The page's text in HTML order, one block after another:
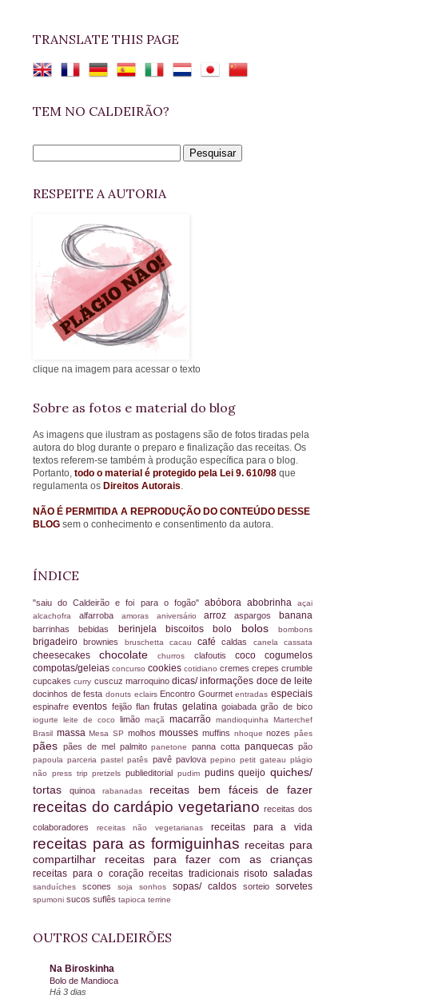
TRANSLATE THIS PAGE
TEM NO CALDEIRÃO?
RESPEITE A AUTORIA
clique na imagem para acessar o texto
Sobre as fotos e material do blog
As imagens que ilustram as postagens são de fotos tiradas pela
autora do blog durante o preparo e finalização das receitas. Os
textos referem-se também à produção específica para o blog.
Portanto, todo o material é protegido pela Lei 9. 610/98 que
regulamenta os Direitos Autorais.
NÃO É PERMITIDA A REPRODUÇÃO DO CONTEÚDO DESSE
BLOG sem o conhecimento e consentimento da autora.
ÍNDICE
"saiu do Caldeirão e foi para o fogão" abóbora abobrinhaaçai
alcachofra alfarroba amoras aniversárioarrozaspargos banana
barrinhasbebidas berinjela biscoitos bolo bolosbombons
brigadeirobrownies bruschetta cacaucafécaldas canelacassata
cheesecakeschocolatechurros clafoutis cococogumelos
compotas/geleias concurso cookies cotidiano cremes crepes crumble
cupcakescurry cuscuz marroquino dicas/ informações doce de leite
docinhos de festa donuts eclairs Encontro Gourmetentradas especiais
espinafreeventos feijãoflanfrutas gelatinagoiabadagrão de bico
iogurte leite de coco limão maçã macarrão mandioquinha Marterchef
Brasil massaMesa SP molhosmoussesmuffins nhoquenozespâes
pães pães de mel palmitopanetonepanna cottapanquecaspão
papoulaparceriapastelpatês pavê pavlova pepino petit gateauplágio
não press trippretzels publieditorial pudim pudinsqueijo quiches/
tortasquinoarabanadas receitas bem fáceis de fazer
receitas do cardápio vegetarianoreceitas dos
colaboradores receitas não vegetarianas receitas para a vida
receitas para as formiguinhas receitas para
compartilhar receitas para fazer com as crianças
receitas para o coraçãoreceitas tradicionaisrisotosaladas
sanduíches scones soja sonhos sopas/ caldos sorteio sorvetes
spumoni sucos suflês tapioca terrine
OUTROS CALDEIRÕES
Na Biroskinha
Bolo de Mandioca
Há 3 dias